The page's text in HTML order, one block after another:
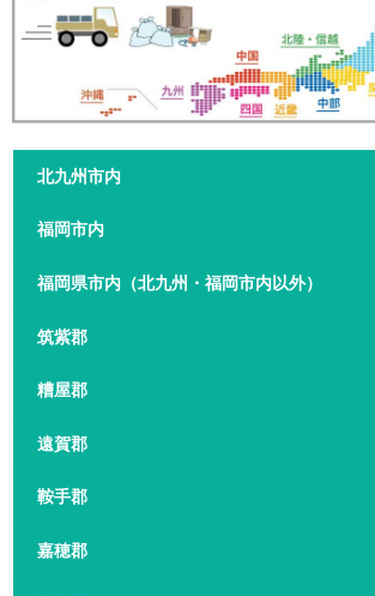
北九州市内
福岡市内
福岡県市内（北九州・福岡市内以外）
筑紫郡
糟屋郡
遠賀郡
鞍手郡
嘉穂郡